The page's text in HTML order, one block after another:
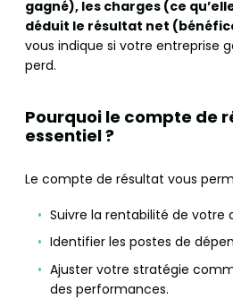
gagné), les charges (ce
déduit le résultat net
vous indique si votre entreprise
perd.
Pourquoi le compte de
essentiel ?
Le compte de résultat vous
Suivre la rentabilité de votre
Identifier les postes de
Ajuster votre stratégie
des performances.